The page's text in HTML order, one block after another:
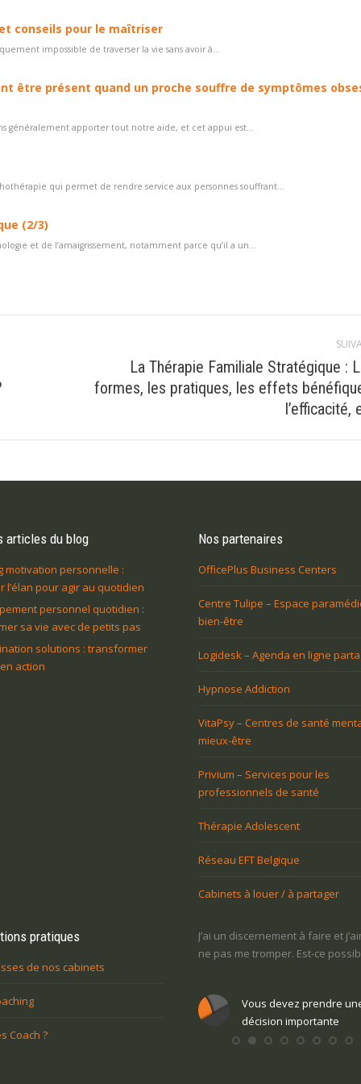
conseils pour le maîtriser
impossible de traverser la vie sans avoir à...
être présent quand un proche souffre de symptômes
généralement apporter tout notre aide, et cet appui est...
qui permet de rendre service aux personnes souffrant...
(2/3)
et de l’amaigrissement, notamment parce qu’il a un...
Article
La Thérapie Familiale Stratégique :
formes, les pratiques, les effets
l’efficacité,
articles du blog
motivation personnelle :
l’élan pour agir au quotidien
personnel quotidien :
sa vie avec de petits pas
solutions : transformer
action
Nos partenaires
OfficePlus Business Centers
Centre Tulipe – Espace
bien-être
Logidesk – Agenda en ligne
Hypnose Addiction
VitaPsy – Centres de santé
mieux-être
Privium – Services pour les
professionnels de santé
Thérapie Adolescent
Réseau EFT Belgique
Cabinets à louer / à partager
pratiques
de nos cabinets
Coach ?
ai marre de mon travail, mais j’ai peur
?
décision importante
J’ai un discernement à faire et
ne pas me tromper. Est-ce
Vous devez prendre
décision importante